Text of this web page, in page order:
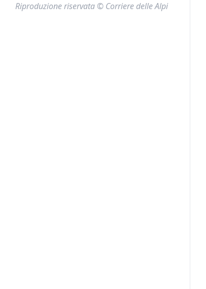
Riproduzione riservata © Corriere delle Alpi